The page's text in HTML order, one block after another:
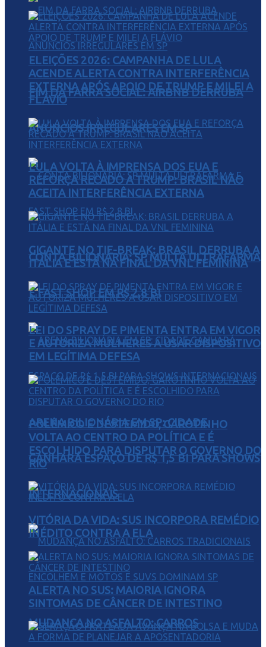
FIM DA FARRA SOCIAL: AIRBNB DERRUBA
ANÚNCIOS IRREGULARES EM SP
CONTA BILIONÁRIA: SP MULTA ULTRAFARMA
E FAST SHOP EM R$ 2,8 BI
ARENA BILIONÁRIA EM SP: CIDADE
GANHARÁ ESPAÇO DE R$ 1,5 BI PARA SHOWS
INTERNACIONAIS
MUDANÇA NO ASFALTO: CARROS
ELEIÇÕES 2026: CAMPANHA DE LULA
ACENDE ALERTA CONTRA INTERFERÊNCIA
EXTERNA APÓS APOIO DE TRUMP E MILEI A
FLÁVIO
LULA VOLTA À IMPRENSA DOS EUA E
REFORÇA RECADO A TRUMP: BRASIL NÃO
ACEITA INTERFERÊNCIA EXTERNA
GIGANTE NO TIE-BREAK: BRASIL DERRUBA A
ITÁLIA E ESTÁ NA FINAL DA VNL FEMININA
LEI DO SPRAY DE PIMENTA ENTRA EM VIGOR
E AUTORIZA MULHERES A USAR DISPOSITIVO
EM LEGÍTIMA DEFESA
POLÊMICO E DESTEMIDO, GAROTINHO
VOLTA AO CENTRO DA POLÍTICA E É
ESCOLHIDO PARA DISPUTAR O GOVERNO DO
RIO
VITÓRIA DA VIDA: SUS INCORPORA REMÉDIO
INÉDITO CONTRA A ELA
ALERTA NO SUS: MAIORIA IGNORA
SINTOMAS DE CÂNCER DE INTESTINO